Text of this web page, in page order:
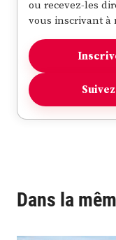
ou recevez-les
vous inscrivant à
Dans la